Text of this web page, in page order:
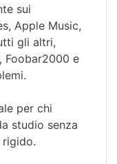
sui
Apple Music,
gli altri,
Foobar2000 e
per chi
studio senza